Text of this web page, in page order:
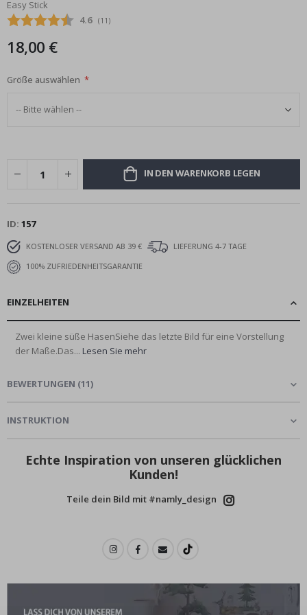
Bildgalerie
springen
Easy Stick
Durchschnittliche Bewertung:
4.6 (abgegebene bewertungen:
11 )
18,00 €
Größe auswählen
IN DEN WARENKORB LEGEN
ID 157
KOSTENLOSER VERSAND AB 39 €
LIEFERUNG 4-7 TAGE
100% ZUFRIEDENHEITSGARANTIE
EINZELHEITEN
Zwei kleine süße HasenSiehe das letzte Bild für eine Vorstellung
der Maße.Das... Lesen Sie mehr
BEWERTUNGEN (11)
INSTRUKTION
Echte Inspiration von unseren glücklichen
Kunden!
Teile dein Bild mit #namly_design